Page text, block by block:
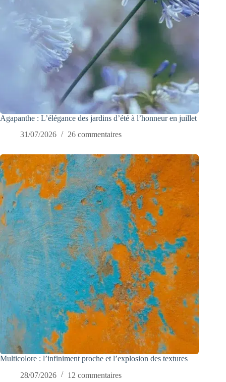
Agapanthe : L’élégance des jardins d’été à l’honneur en juillet
31/07/2026
26 commentaires
Multicolore : l’infiniment proche et l’explosion des textures
28/07/2026
12 commentaires